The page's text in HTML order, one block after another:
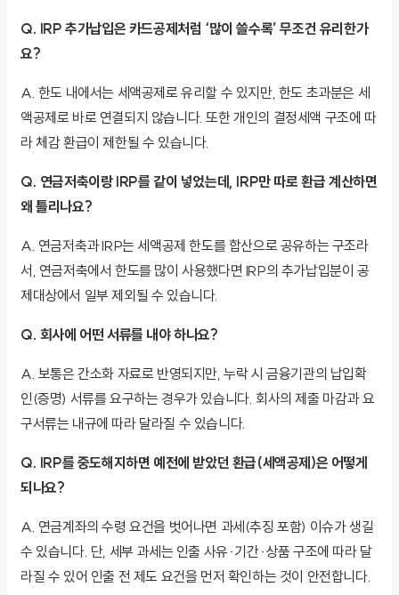
Q. IRP 추가납입은 카드공제처럼 ‘많이 쓸수록’ 무조건 유리한가
요?
A. 한도 내에서는 세액공제로 유리할 수 있지만, 한도 초과분은 세
액공제로 바로 연결되지 않습니다. 또한 개인의 결정세액 구조에 따
라 체감 환급이 제한될 수 있습니다.
Q. 연금저축이랑 IRP를 같이 넣었는데, IRP만 따로 환급 계산하면
왜 틀리나요?
A. 연금저축과 IRP는 세액공제 한도를 합산으로 공유하는 구조라
서, 연금저축에서 한도를 많이 사용했다면 IRP의 추가납입분이 공
제대상에서 일부 제외될 수 있습니다.
Q. 회사에 어떤 서류를 내야 하나요?
A. 보통은 간소화 자료로 반영되지만, 누락 시 금융기관의 납입확
인(증명) 서류를 요구하는 경우가 있습니다. 회사의 제출 마감과 요
구서류는 내규에 따라 달라질 수 있습니다.
Q. IRP를 중도해지하면 예전에 받았던 환급(세액공제)은 어떻게
되나요?
A. 연금계좌의 수령 요건을 벗어나면 과세(추징 포함) 이슈가 생길
수 있습니다. 단, 세부 과세는 인출 사유·기간·상품 구조에 따라 달
라질 수 있어 인출 전 제도 요건을 먼저 확인하는 것이 안전합니다.